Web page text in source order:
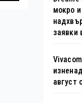
мокро
заявки
август